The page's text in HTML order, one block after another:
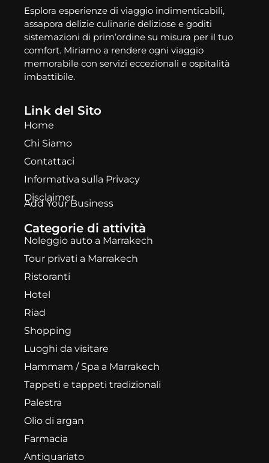
Esplora esperienze di viaggio indimenticabili,
assapora delizie culinarie deliziose e goditi
sistemazioni di prim’ordine su misura per il tuo
comfort. Miriamo a rendere ogni viaggio
memorabile con servizi eccezionali e ospitalità
imbattibile.
Link del Sito
Home
Chi Siamo
Contattaci
Informativa sulla Privacy
Disclaimer
Add Your Business
Categorie di attività
Noleggio auto a Marrakech
Tour privati a Marrakech
Ristoranti
Hotel
Riad
Shopping
Luoghi da visitare
Hammam / Spa a Marrakech
Tappeti e tappeti tradizionali
Palestra
Olio di argan
Farmacia
Antiquariato